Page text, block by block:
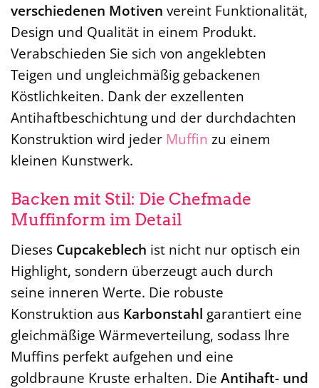
verschiedenen Motiven vereint Funktionalität,
Design und Qualität in einem Produkt.
Verabschieden Sie sich von angeklebten
Teigen und ungleichmäßig gebackenen
Köstlichkeiten. Dank der exzellenten
Antihaftbeschichtung und der durchdachten
Konstruktion wird jeder Muffin zu einem
kleinen Kunstwerk.
Backen mit Stil: Die Chefmade
Muffinform im Detail
Dieses Cupcakeblech ist nicht nur optisch ein
Highlight, sondern überzeugt auch durch
seine inneren Werte. Die robuste
Konstruktion aus Karbonstahl garantiert eine
gleichmäßige Wärmeverteilung, sodass Ihre
Muffins perfekt aufgehen und eine
goldbraune Kruste erhalten. Die Antihaft- und